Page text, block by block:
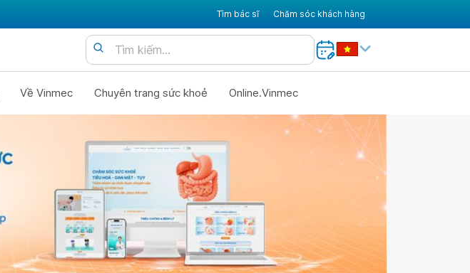
Tìm bác sĩ Chăm sóc khách hàng
Về Vinmec Chuyên trang sức khoẻ Online.Vinmec